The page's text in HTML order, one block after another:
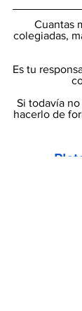
Cuantas
colegiadas,
Es tu
Si todavía
hacerlo de